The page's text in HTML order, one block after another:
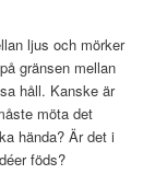
ljus och mörker
gränsen mellan
håll. Kanske är
möta det
hända? Är det i
föds?